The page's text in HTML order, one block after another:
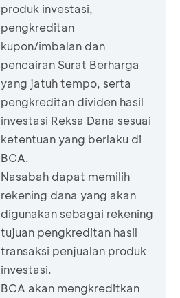
produk investasi,
pengkreditan
kupon/imbalan dan
pencairan Surat Berharga
yang jatuh tempo, serta
pengkreditan dividen hasil
investasi Reksa Dana sesuai
ketentuan yang berlaku di
BCA.
Nasabah dapat memilih
rekening dana yang akan
digunakan sebagai rekening
tujuan pengkreditan hasil
transaksi penjualan produk
investasi.
BCA akan mengkreditkan